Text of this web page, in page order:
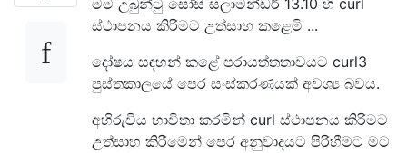
මම උබුන්ටු සෝසි සලාමන්ඩර් 13.10 හි curl
ස්ථාපනය කිරීමට උත්සාහ කළෙමි ...
දෝෂය සඳහන් කළේ පරායත්තතාවයට curl3
පුස්තකාලයේ පෙර සංස්කරණයක් අවශ්‍ය බවය.
අභිරුචිය භාවිතා කරමින් curl ස්ථාපනය කිරීමට
උත්සාහ කිරීමෙන් පෙර අනුවාදයට පිරිහීමට මට